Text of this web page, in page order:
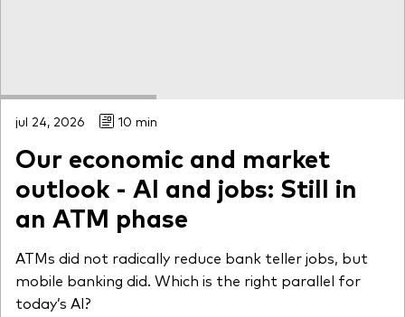
jul 24, 2026 10 min
Our economic and market
outlook - AI and jobs: Still in
an ATM phase
ATMs did not radically reduce bank teller jobs, but
mobile banking did. Which is the right parallel for
today’s AI?